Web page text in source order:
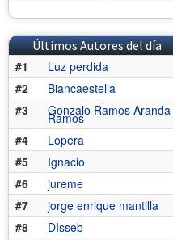
Últimos Autores del día
#1
Luz perdida
#2
Biancaestella
#3
Gonzalo Ramos Aranda
Ramos
#4
Lopera
#5
Ignacio
#6
jureme
#7
jorge enrique mantilla
#8
DIsseb